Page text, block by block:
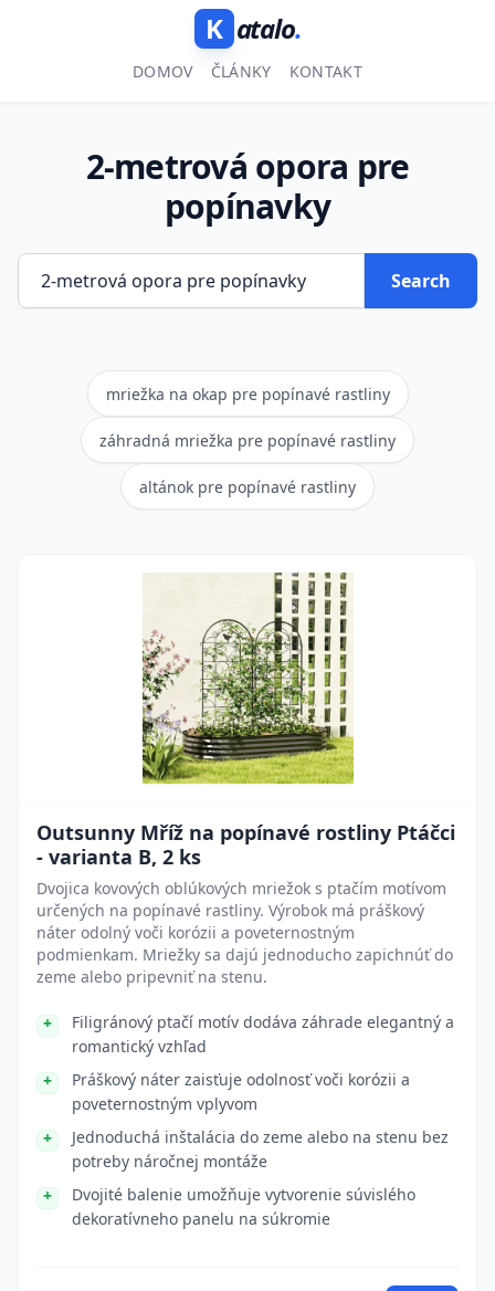
K atalo.
DOMOV ČLÁNKY KONTAKT
2-metrová opora pre
popínavky
Search
mriežka na okap pre popínavé rastliny
záhradná mriežka pre popínavé rastliny
altánok pre popínavé rastliny
Outsunny Mříž na popínavé rostliny Ptáčci
- varianta B, 2 ks
Dvojica kovových oblúkových mriežok s ptačím motívom
určených na popínavé rastliny. Výrobok má práškový
náter odolný voči korózii a poveternostným
podmienkam. Mriežky sa dajú jednoducho zapichnúť do
zeme alebo pripevniť na stenu.
Filigránový ptačí motív dodáva záhrade elegantný a
romantický vzhľad
Práškový náter zaisťuje odolnosť voči korózii a
poveternostným vplyvom
Jednoduchá inštalácia do zeme alebo na stenu bez
potreby náročnej montáže
Dvojité balenie umožňuje vytvorenie súvislého
dekoratívneho panelu na súkromie